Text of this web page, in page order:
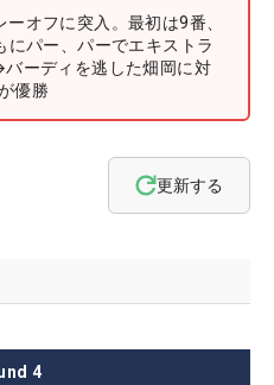
オフに突入。最初は9番、
パー、パーでエキストラ
ーディを逃した畑岡に対
優勝
更新する
4